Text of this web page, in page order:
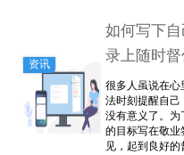
资讯
如何写下
录上随时督
很多人虽说在心
法时刻提醒自己
没有意义了。为
的目标写在敬业
见，起到良好的